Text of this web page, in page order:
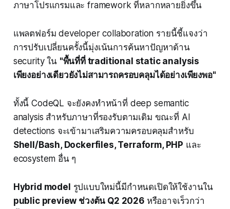
ภาษาโปรแกรมและ framework ที่หลากหลายยิ่งขึ้น
แพลตฟอร์ม developer collaboration รายนี้ชี้แจงว่า
การปรับเปลี่ยนครั้งนี้มุ่งเน้นการค้นหาปัญหาด้าน
security ใน "พื้นที่ที่ traditional static analysis
เพียงอย่างเดียวยังไม่สามารถครอบคลุมได้อย่างเพียงพอ"
ทั้งนี้ CodeQL จะยังคงทำหน้าที่ deep semantic
analysis สำหรับภาษาที่รองรับตามเดิม ขณะที่ AI
detections จะเข้ามาเสริมความครอบคลุมสำหรับ
Shell/Bash, Dockerfiles, Terraform, PHP และ
ecosystem อื่น ๆ
Hybrid model รูปแบบใหม่นี้มีกำหนดเปิดให้ใช้งานใน
public preview ช่วงต้น Q2 2026หรืออาจเร็วกว่า